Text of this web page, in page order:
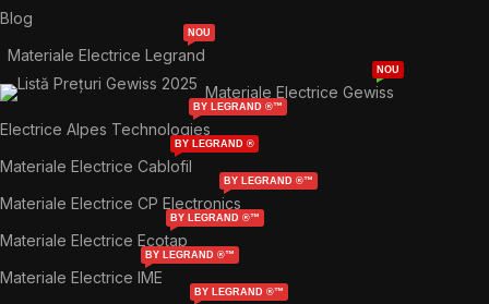
Blog
Materiale Electrice Legrand
NOU
Materiale Electrice Gewiss
NOU
Electrice Alpes Technologies
BY LEGRAND ®™
Materiale Electrice Cablofil
BY LEGRAND ®
Materiale Electrice CP Electronics
BY LEGRAND ®™
Materiale Electrice Ecotap
BY LEGRAND ®™
Materiale Electrice IME
BY LEGRAND ®™
BY LEGRAND ®™